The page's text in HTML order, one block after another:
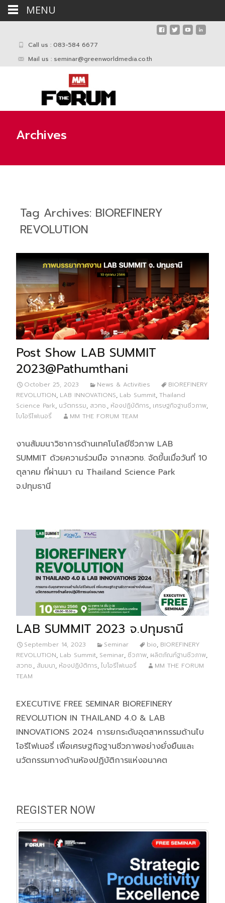
Call us : 083-584 6677
Mail us : seminar@greenworldmedia.co.th
Archives
Tag Archives: BIOREFINERY
REVOLUTION
Post Show LAB SUMMIT
2023@Pathumthani
October 25, 2023 News & Activities
BIOREFINERY
REVOLUTION, LAB INNOVATIONS, Lab Summit, Thailand
Science Park, นวัตกรรม, สวทช., ห้องปฏิบัติการ, เศรษฐกิจฐานชีวภาพ,
ไบโอรีไฟเนอรี่
MM THE FORUM TEAM
งานสัมมนาวิชาการด้านเทคโนโลยีชีวภาพ LAB
SUMMIT ด้วยความร่วมมือ จากสวทช. จัดขี้นเมื่อวันที่ 10
ตุลาคม ที่ผ่านมา ณ Thailand Science Park
จ.ปทุมธานี
LAB SUMMIT 2023 จ.ปทุมธานี
September 14, 2023 Seminar bio, BIOREFINERY
REVOLUTION, Lab Summit, Seminar, ชีวภาพ, ผลิตภัณฑ์ฐานชีวภาพ,
สวทช., สัมมนา, ห้องปฏิบัติการ, ไบโอรีไฟเนอรี่
MM THE FORUM
TEAM
EXECUTIVE FREE SEMINAR BIOREFINERY
REVOLUTION IN THAILAND 4.0 & LAB
INNOVATIONS 2024 การยกระดับอุตสาหกรรมด้านไบ
โอรีไฟเนอรี่ เพื่อเศรษฐกิจฐานชีวภาพอย่างยั่งยืนและ
นวัตกรรมทางด้านห้องปฏิบัติการแห่งอนาคต
REGISTER NOW
MENU